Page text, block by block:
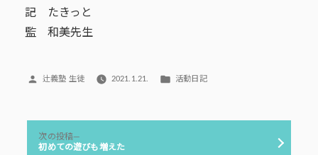
記 たきっと
監 和美先生
投
辻義塾 生徒 2021.1.21.
カ
リ
活動日記
次の投稿
の
初めての遊びも増えた